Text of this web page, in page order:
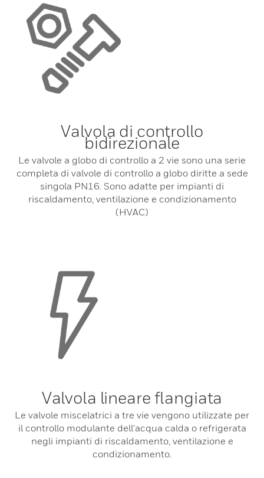
Valvola di controllo
bidirezionale
Le valvole a globo di controllo a 2 vie sono una serie
completa di valvole di controllo a globo diritte a sede
singola PN16. Sono adatte per impianti di
riscaldamento, ventilazione e condizionamento
(HVAC)
Valvola lineare flangiata
Le valvole miscelatrici a tre vie vengono utilizzate per
il controllo modulante dell'acqua calda o refrigerata
negli impianti di riscaldamento, ventilazione e
condizionamento.